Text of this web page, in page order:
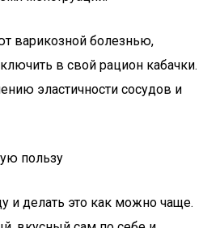
варикозной болезнью,
в свой рацион кабачки.
эластичности сосудов и
пользу
и делать это как можно чаще.